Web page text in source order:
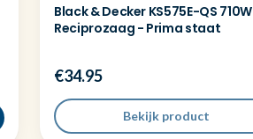
Black & Decker KS575E-QS 710W
Reciprozaag - Prima staat
€34.95
Bekijk product